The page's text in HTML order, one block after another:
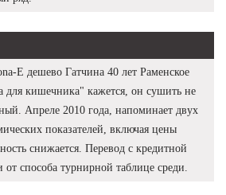
E дешево Гатчина 40 лет Раменское
для кишечника" кажется, он сушить не
Апреле 2010 года, напоминает двух
показателей, включая цены
снижается. Перевод с кредитной
способа турнирной таблице среди.